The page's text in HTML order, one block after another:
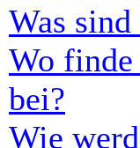
Was
Wo
bei?
Wie